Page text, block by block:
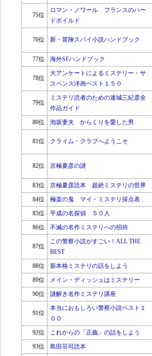
75位
ロマン・ノワール フランスのハー
ドボイルド
76位 新・冒険スパイ小説ハンドブック
77位 海外SFハンドブック
78位
大アンケートによるミステリー・サ
スペンス洋画ベスト１５０
79位
ミステリ読者のための連城三紀彦全
作品ガイド
80位 泡坂妻夫 からくりを愛した男
81位 クライム・クラブへようこそ
82位 京極夏彦の謎
83位 京極夏彦読本 超絶ミステリの世界
84位 極楽の鬼 マイ・ミステリ採点表
85位 平成の名探偵 ５０人
86位 不滅の名作ミステリへの招待
87位
この警察小説がすごい！ALL THE
BEST
88位
新本格ミステリの話をしよう
89位 メイン・ディッシュはミステリー
90位 謎解き名作ミステリ講座
91位
本当におもしろい警察小説ベスト１
００
92位
これからの「正義」の話をしよう
93位 島田荘司読本